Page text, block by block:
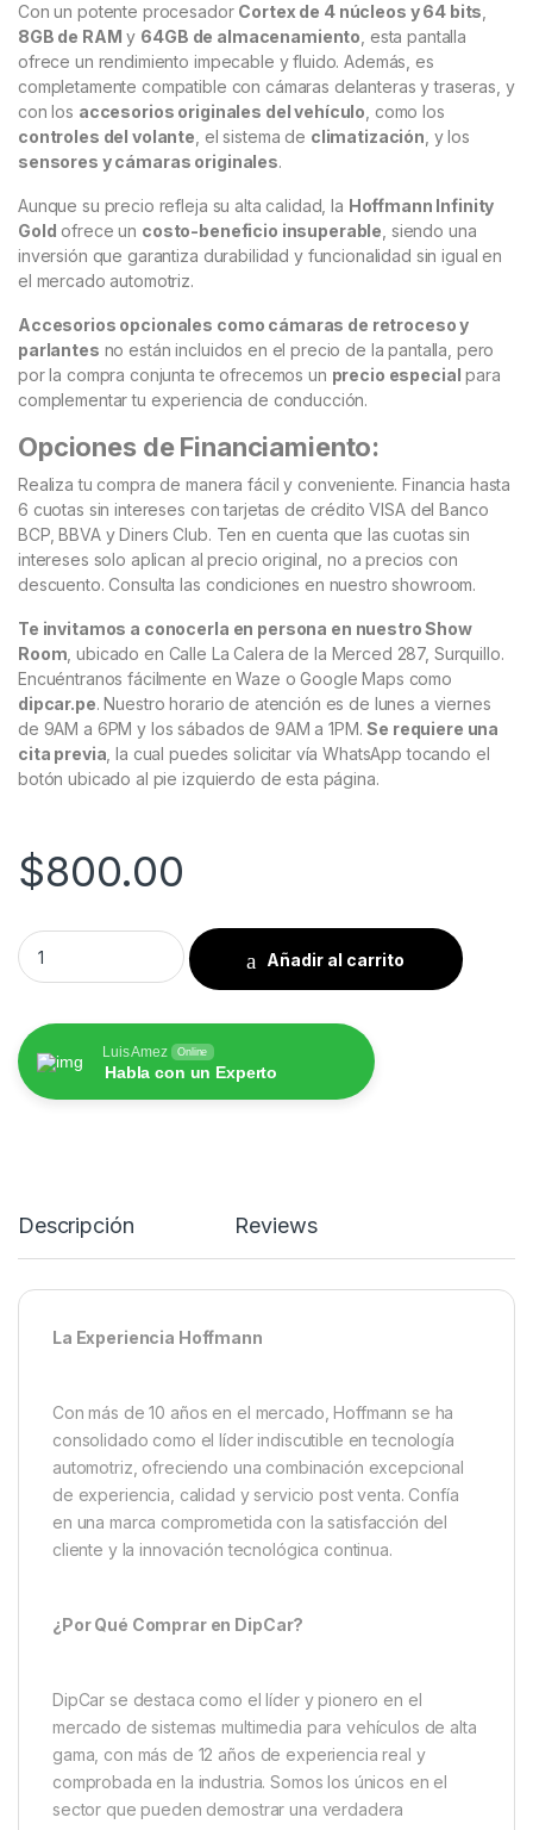
Con un potente procesador Cortex de 4 núcleos y 64 bits
8GB de RAM y 64GB de almacenamiento , esta pantalla
ofrece un rendimiento impecable y fluido. Además, es
completamente compatible con cámaras delanteras y traseras, y
con los accesorios originales del vehículo , como los
controles del volante , el sistema de climatización , y los
sensores y cámaras originales.
Aunque su precio refleja su alta calidad, la Hoffmann Infinity
Gold ofrece un costo-beneficio insuperable , siendo una
inversión que garantiza durabilidad y funcionalidad sin igual en
el mercado automotriz.
Accesorios opcionales como cámaras de retroceso y
parlantes no están incluidos en el precio de la pantalla, pero
por la compra conjunta te ofrecemos un precio especial para
complementar tu experiencia de conducción.
Opciones de Financiamiento:
Realiza tu compra de manera fácil y conveniente. Financia hasta
6 cuotas sin intereses con tarjetas de crédito VISA del Banco
BCP, BBVA y Diners Club. Ten en cuenta que las cuotas sin
intereses solo aplican al precio original, no a precios con
descuento. Consulta las condiciones en nuestro showroom.
Te invitamos a conocerla en persona en nuestro Show
Room , ubicado en Calle La Calera de la Merced 287, Surquillo.
Encuéntranos fácilmente en Waze o Google Maps como
dipcar.pe. Nuestro horario de atención es de lunes a viernes
de 9AM a 6PM y los sábados de 9AM a 1PM.Se requiere una
cita previa , la cual puedes solicitar vía WhatsApp tocando el
botón ubicado al pie izquierdo de esta página.
$800.00
Mazda CX5 2012 al 2017 Pantalla Hoffmann Infinity Gold
Añadir al carrito
Luis Amez Online
Habla con un Experto
Descripción Reviews
La Experiencia Hoffmann
Con más de 10 años en el mercado, Hoffmann se ha
consolidado como el líder indiscutible en tecnología
automotriz, ofreciendo una combinación excepcional
de experiencia, calidad y servicio post venta. Confía
en una marca comprometida con la satisfacción del
cliente y la innovación tecnológica continua.
¿Por Qué Comprar en DipCar?
DipCar se destaca como el líder y pionero en el
mercado de sistemas multimedia para vehículos de alta
gama, con más de 12 años de experiencia real y
comprobada en la industria. Somos los únicos en el
sector que pueden demostrar una verdadera